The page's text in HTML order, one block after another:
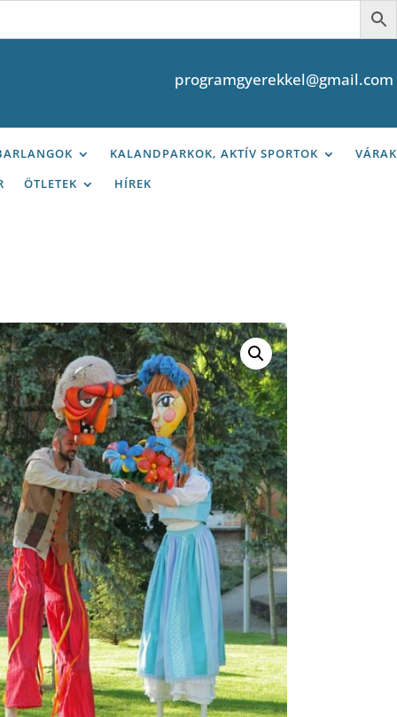
programgyerekkel@gmail.com
KALANDPARKOK, AKTÍV SPORTOK
VÁRAK
ÖTLETEK HÍREK